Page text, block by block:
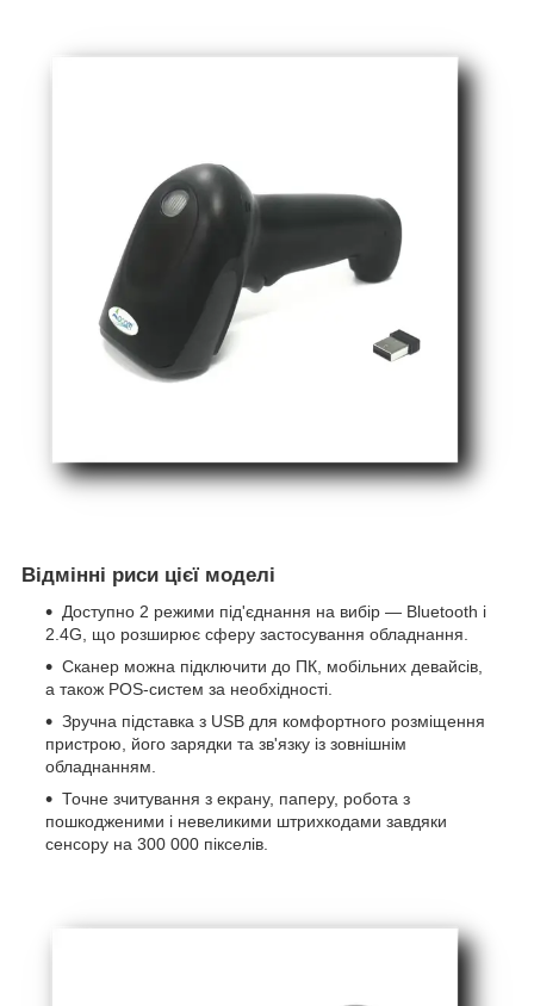
Відмінні риси цієї моделі
Доступно 2 режими під'єднання на вибір — Bluetooth і
2.4G, що розширює сферу застосування обладнання.
Сканер можна підключити до ПК, мобільних девайсів,
а також POS-систем за необхідності.
Зручна підставка з USB для комфортного розміщення
пристрою, його зарядки та зв'язку із зовнішнім
обладнанням.
Точне зчитування з екрану, паперу, робота з
пошкодженими і невеликими штрихкодами завдяки
сенсору на 300 000 пікселів.